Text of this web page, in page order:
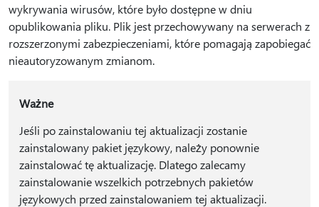
wykrywania wirusów, które było dostępne w dniu
opublikowania pliku. Plik jest przechowywany na serwerach z
rozszerzonymi zabezpieczeniami, które pomagają zapobiegać
nieautoryzowanym zmianom.
Ważne
Jeśli po zainstalowaniu tej aktualizacji zostanie
zainstalowany pakiet językowy, należy ponownie
zainstalować tę aktualizację. Dlatego zalecamy
zainstalowanie wszelkich potrzebnych pakietów
językowych przed zainstalowaniem tej aktualizacji.